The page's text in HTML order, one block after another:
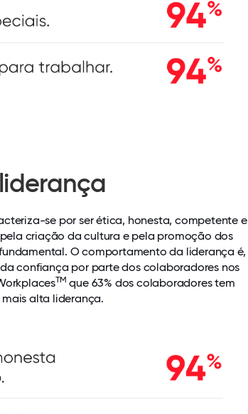
se por ser ética, honesta, competente e
criação da cultura e pela promoção dos
O comportamento da liderança é,
confiança por parte dos colaboradores nos
TM que 63% dos colaboradores tem
alta liderança.